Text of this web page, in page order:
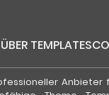
Anbieter